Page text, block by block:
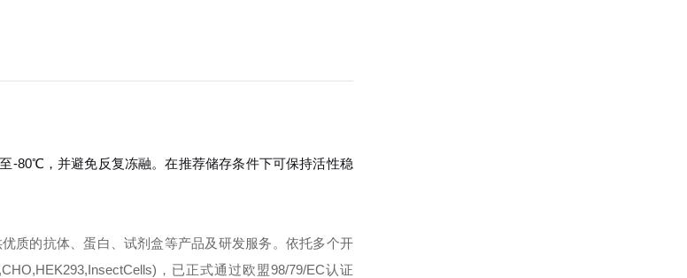
-80℃，并避免反复冻融。在推荐储存条件下可保持活性稳
质的抗体、蛋白、试剂盒等产品及研发服务。依托多个开
，已正式通过欧盟98/79/EC认证